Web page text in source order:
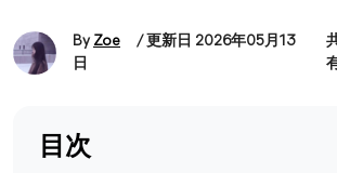
By Zoe
/ 更新日 2026年05月13
日
目次